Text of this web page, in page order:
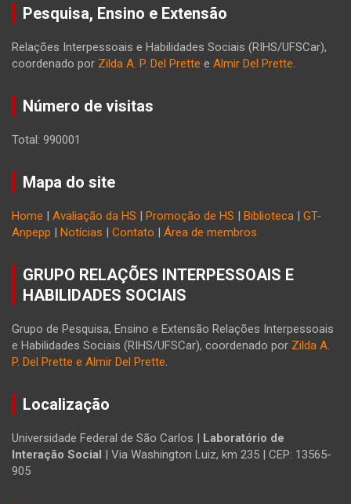
Pesquisa, Ensino e Extensão
Relações Interpessoais e Habilidades Sociais (RIHS/UFSCar),
coordenado por Zilda A. P. Del Prette e Almir Del Prette.
Número de visitas
Total: 990001
Mapa do site
Home Avaliação da HS Promoção de HS Biblioteca
GT-
Anpepp
Notícias Contato Área de membros
GRUPO RELAÇÕES INTERPESSOAIS E
HABILIDADES SOCIAIS
Grupo de Pesquisa, Ensino e Extensão Relações Interpessoais
e Habilidades Sociais (RIHS/UFSCar), coordenado por Zilda A.
P. Del Prette e Almir Del Prette.
Localização
Universidade Federal de São Carlos |
Laboratório de
Interação Social
| Via Washington Luiz, km 235 | CEP: 13565-
905